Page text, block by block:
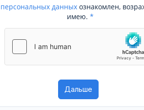
данных ознакомлен,
имею. *